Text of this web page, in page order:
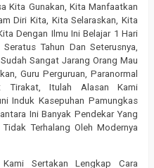
Kita Gunakan, Kita Manfaatkan
Diri Kita, Kita Selaraskan, Kita
Dengan Ilmu Ini Belajar 1 Hari
Tahun Dan Seterusnya,
Sangat Jarang Orang Mau
Guru Perguruan, Paranormal
Tirakat, Itulah Alasan Kami
Induk Kasepuhan Pamungkas
Ini Banyak Pendekar Yang
Terhalang Oleh Modernya
Sertakan Lengkap Cara